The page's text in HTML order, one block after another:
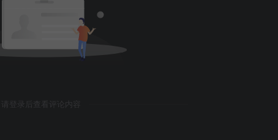
请登录后查看评论内容